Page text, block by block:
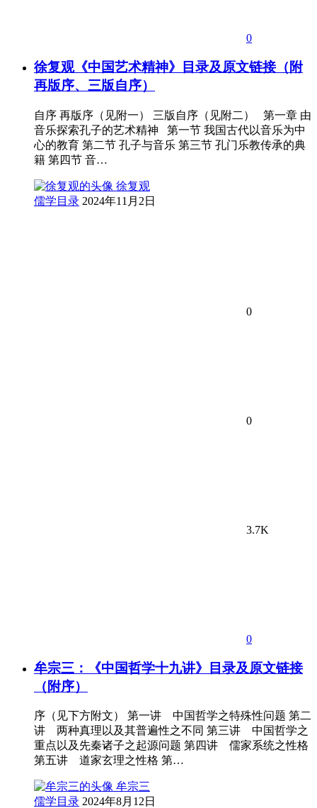
0
徐复观《中国艺术精神》目录及原文链接（附
再版序、三版自序）
自序 再版序（见附一） 三版自序（见附二） 第一章 由
音乐探索孔子的艺术精神 第一节 我国古代以音乐为中
心的教育 第二节 孔子与音乐 第三节 孔门乐教传承的典
籍 第四节 音…
徐复观
儒学目录 2024年11月2日
0
0
3.7K
0
牟宗三：《中国哲学十九讲》目录及原文链接
（附序）
序（见下方附文） 第一讲 中国哲学之特殊性问题 第二
讲 两种真理以及其普遍性之不同 第三讲 中国哲学之
重点以及先秦诸子之起源问题 第四讲 儒家系统之性格
第五讲 道家玄理之性格 第…
牟宗三
儒学目录 2024年8月12日